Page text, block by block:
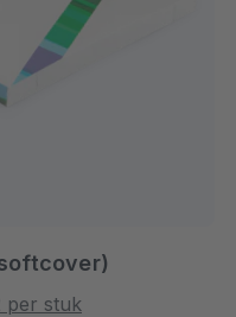
per stuk